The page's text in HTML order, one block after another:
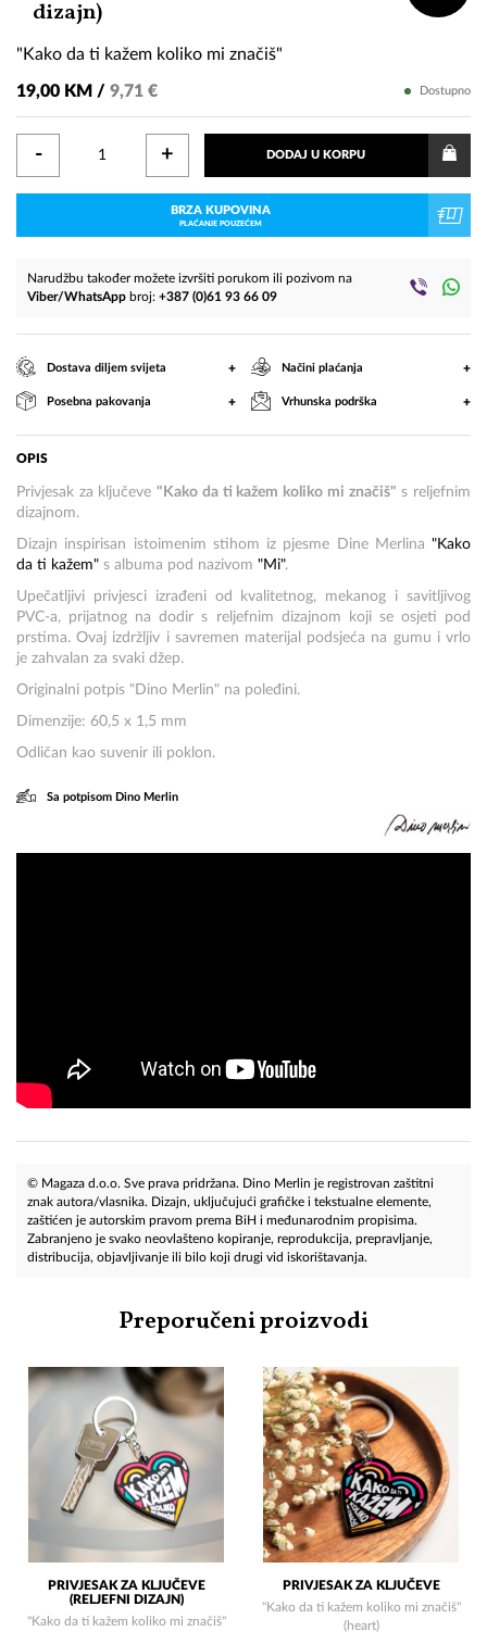
dizajn)"Kako
ti
kažem
koliko
mi
značiš"
"Kako da ti kažem koliko mi značiš"
19,00 KM / 9,71 € Dostupno
- + DODAJ U KORPU
BRZA KUPOVINA
PLAĆANJE POUZEĆEM
Narudžbu također možete izvršiti porukom ili pozivom na
Viber/WhatsApp broj: +387 (0)61 93 66 09
Dostava diljem svijeta + Načini plaćanja +
Posebna pakovanja + Vrhunska podrška +
OPIS
Privjesak za ključeve"Kako da ti kažem koliko mi značiš" s reljefnim
dizajnom.
Dizajn inspirisan istoimenim stihom iz pjesme Dine Merlina "Kako
da ti kažem" s albuma pod nazivom "Mi".
Upečatljivi privjesci izrađeni od kvalitetnog, mekanog i savitljivog
PVC-a, prijatnog na dodir s reljefnim dizajnom koji se osjeti pod
prstima. Ovaj izdržljiv i savremen materijal podsjeća na gumu i vrlo
je zahvalan za svaki džep.
Originalni potpis "Dino Merlin" na poleđini.
Dimenzije: 60,5 x 1,5 mm
Odličan kao suvenir ili poklon.
Sa potpisom Dino Merlin
© Magaza d.o.o. Sve prava pridržana. Dino Merlin je registrovan zaštitni
znak autora/vlasnika. Dizajn, uključujući grafičke i tekstualne elemente,
zaštićen je autorskim pravom prema BiH i međunarodnim propisima.
Zabranjeno je svako neovlašteno kopiranje, reprodukcija, prepravljanje,
distribucija, objavljivanje ili bilo koji drugi vid iskorištavanja.
Preporučeni proizvodi
PRIVJESAK ZA KLJUČEVE
(RELJEFNI DIZAJN)
"Kako da ti kažem koliko mi značiš"
PRIVJESAK ZA KLJUČEVE
"Kako da ti kažem koliko mi značiš"
(heart)